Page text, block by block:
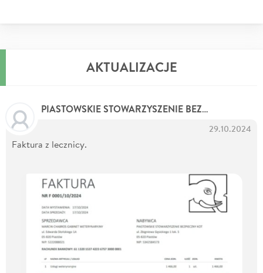
AKTUALIZACJE
PIASTOWSKIE STOWARZYSZENIE BEZPIECZNY KOT
29.10.2024
Faktura z lecznicy.